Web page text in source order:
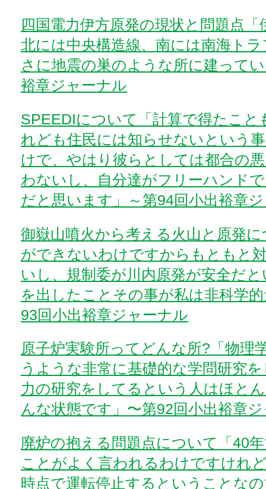
四国電力伊方原発の現状と問題点
北には中央構造線、南には南海ト
さに地震の巣のような所に建って
裕章ジャーナル
SPEEDIについて「計算で得たこと
れども住民には知らせないという
けで、やはり彼らとしては都合の
わないし、自分達がフリーハンド
だと思います」～第94回小出裕章
御嶽山噴火から考える火山と原発
ができないわけですからもともと
いし、規制委が川内原発が安全だ
を出したことその事が私は非科学
93回小出裕章ジャーナル
原子炉実験所ってどんな所?「物理
うような非常に基礎的な学問研究
力の研究をしてるという人はほと
んな状態です」〜第92回小出裕章
廃炉の抱える問題点について「40
ことがよく言われるわけですけれ
時点で運転停止するということな